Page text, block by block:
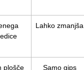
Lahko zmanjša
plošče Samo gips